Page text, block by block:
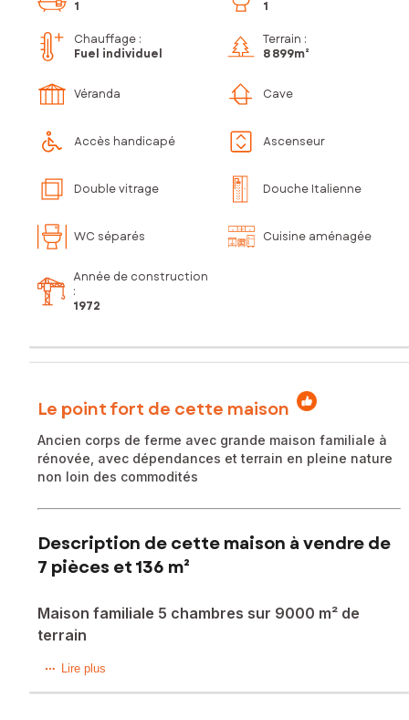
1
1
Chauffage :
Fuel individuel
Terrain :
8 899m²
Véranda Cave
Accès handicapé Ascenseur
Double vitrage Douche Italienne
WC séparés Cuisine aménagée
Année de construction
:
1972
Le point fort de cette maison
Ancien corps de ferme avec grande maison familiale à
rénovée, avec dépendances et terrain en pleine nature
non loin des commodités
Description de cette maison à vendre de
7 pièces et 136 m²
Maison familiale 5 chambres sur 9000 m² de
terrain
Maison avec dépendances et potentiel agricole/équestre –
Lire plus